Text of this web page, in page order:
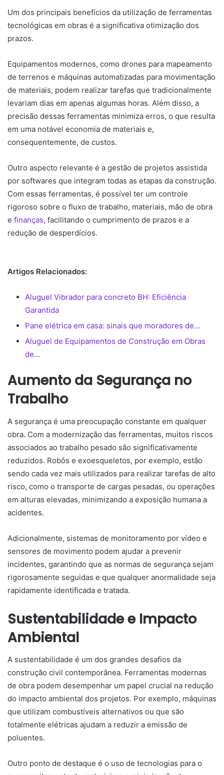
Um dos principais benefícios da utilização de ferramentas
tecnológicas em obras é a significativa otimização dos
prazos.
Equipamentos modernos, como drones para mapeamento
de terrenos e máquinas automatizadas para movimentação
de materiais, podem realizar tarefas que tradicionalmente
levariam dias em apenas algumas horas. Além disso, a
precisão dessas ferramentas minimiza erros, o que resulta
em uma notável economia de materiais e,
consequentemente, de custos.
Outro aspecto relevante é a gestão de projetos assistida
por softwares que integram todas as etapas da construção.
Com essas ferramentas, é possível ter um controle
rigoroso sobre o fluxo de trabalho, materiais, mão de obra
e finanças, facilitando o cumprimento de prazos e a
redução de desperdícios.
Artigos Relacionados:
Aluguel Vibrador para concreto BH: Eficiência
Garantida
Pane elétrica em casa: sinais que moradores de…
Aluguel de Equipamentos de Construção em Obras
de…
Aumento da Segurança no
Trabalho
A segurança é uma preocupação constante em qualquer
obra. Com a modernização das ferramentas, muitos riscos
associados ao trabalho pesado são significativamente
reduzidos. Robôs e exoesqueletos, por exemplo, estão
sendo cada vez mais utilizados para realizar tarefas de alto
risco, como o transporte de cargas pesadas, ou operações
em alturas elevadas, minimizando a exposição humana a
acidentes.
Adicionalmente, sistemas de monitoramento por vídeo e
sensores de movimento podem ajudar a prevenir
incidentes, garantindo que as normas de segurança sejam
rigorosamente seguidas e que qualquer anormalidade seja
rapidamente identificada e tratada.
Sustentabilidade e Impacto
Ambiental
A sustentabilidade é um dos grandes desafios da
construção civil contemporânea. Ferramentas modernas
de obra podem desempenhar um papel crucial na redução
do impacto ambiental dos projetos. Por exemplo, máquinas
que utilizam combustíveis alternativos ou que são
totalmente elétricas ajudam a reduzir a emissão de
poluentes.
Outro ponto de destaque é o uso de tecnologias para o